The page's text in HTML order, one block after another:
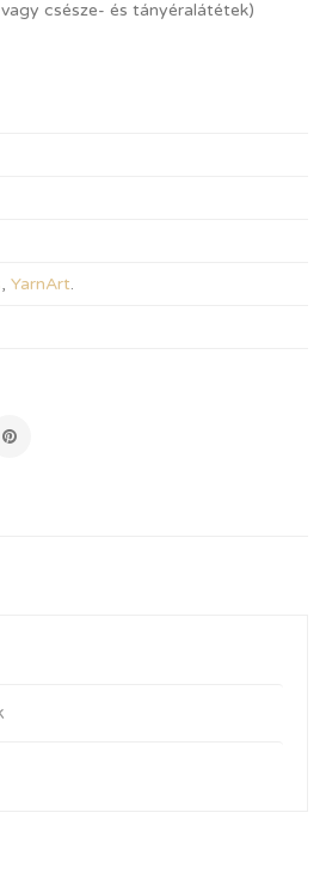
csésze- és tányéralátétek)
, YarnArt.